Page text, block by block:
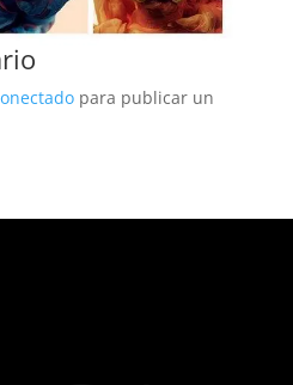
para publicar un